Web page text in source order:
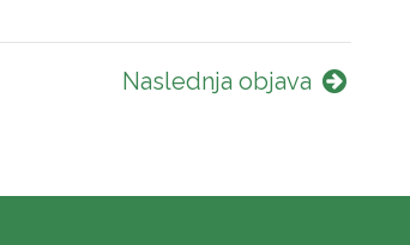
Naslednja objava